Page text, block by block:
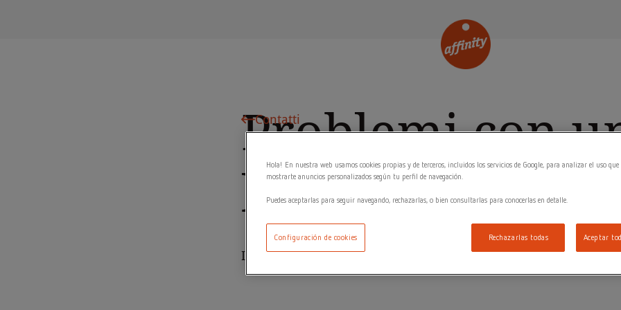
Contatti
Problemi con
prodotto
Inserisci i tuoi dati e ti risponderemo al più presto.
Hola! En nuestra web usamos cookies propias y de terceros, incluidos los servicios de Google, para analizar el uso que
mostrarte anuncios personalizados según tu perfil de navegación.
Puedes aceptarlas para seguir navegando, rechazarlas, o bien consultarlas para conocerlas en detalle.
Configuración de cookies Rechazarlas todas Aceptar